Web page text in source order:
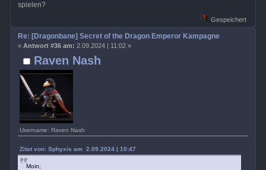
spielen?
Gespeichert
Raven Nash
Username: Raven Nash
Re: [Dragonbane] Secret of the Dragon Emperor Kampagne
« Antwort #36 am: 2.09.2024 | 11:02 »
Zitat von: Sphyxis am 2.09.2024 | 10:47
Moin;